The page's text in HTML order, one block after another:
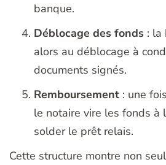
banque.
Déblocage des fonds : la
alors au déblocage à
documents signés.
Remboursement : une
le notaire vire les fonds à
solder le prêt relais.
Cette structure montre non